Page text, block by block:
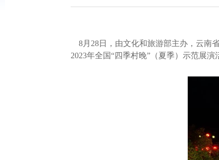
8月28日，由文化和旅游部主办，云南
2023年全国“四季村晚”（夏季）示范展演